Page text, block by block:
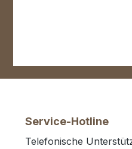
Service-Hotline
Telefonische